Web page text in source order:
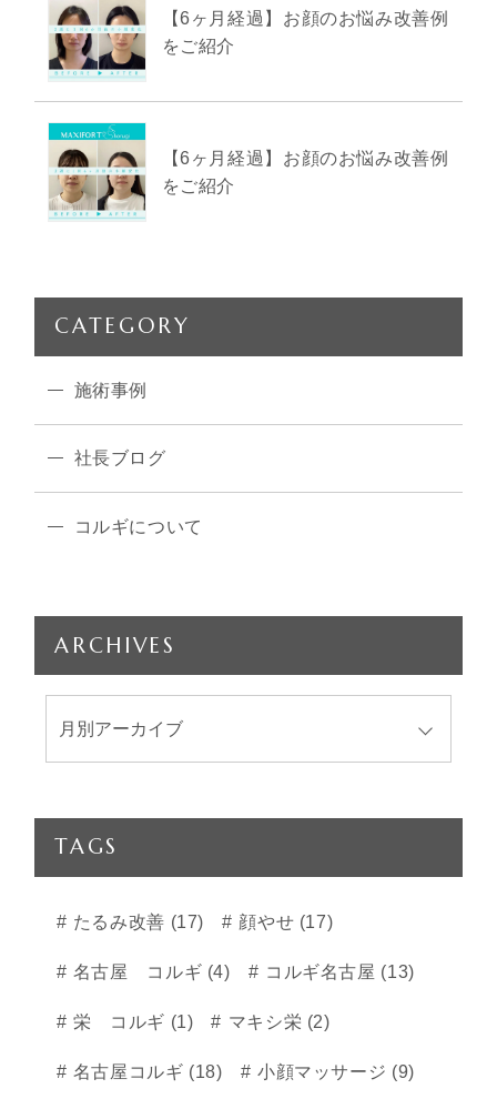
【6ヶ月経過】お顔のお悩み改善例
をご紹介
【6ヶ月経過】お顔のお悩み改善例
をご紹介
CATEGORY
施術事例
社長ブログ
コルギについて
ARCHIVES
TAGS
たるみ改善 (17) 顔やせ (17)
名古屋 コルギ (4) コルギ名古屋 (13)
栄 コルギ (1) マキシ栄 (2)
名古屋コルギ (18) 小顔マッサージ (9)